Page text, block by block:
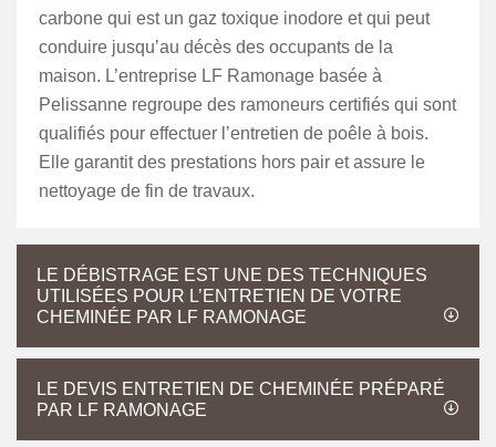
carbone qui est un gaz toxique inodore et qui peut
conduire jusqu’au décès des occupants de la
maison. L’entreprise LF Ramonage basée à
Pelissanne regroupe des ramoneurs certifiés qui sont
qualifiés pour effectuer l’entretien de poêle à bois.
Elle garantit des prestations hors pair et assure le
nettoyage de fin de travaux.
LE DÉBISTRAGE EST UNE DES TECHNIQUES
UTILISÉES POUR L’ENTRETIEN DE VOTRE
CHEMINÉE PAR LF RAMONAGE
LE DEVIS ENTRETIEN DE CHEMINÉE PRÉPARÉ
PAR LF RAMONAGE